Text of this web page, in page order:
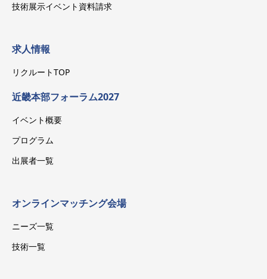
技術展示イベント資料請求
求人情報
リクルートTOP
近畿本部フォーラム2027
イベント概要
プログラム
出展者一覧
オンラインマッチング会場
ニーズ一覧
技術一覧